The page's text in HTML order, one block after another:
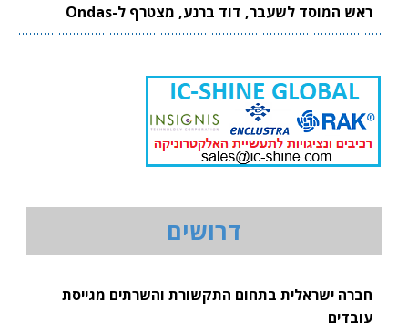
ראש המוסד לשעבר, דוד ברנע, מצטרף ל-Ondas
דרושים
חברה ישראלית בתחום התקשורת והשרתים מגייסת
עובדים